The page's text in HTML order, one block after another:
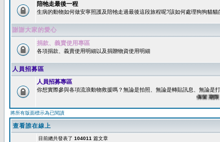
陪牠走最後一程
生病的動物如何做安寧照護及陪牠走過最後這段旅程呢?該如何處理狗狗貓貓
謝謝大家的愛心
捐款、義賣使用專區
各項捐款、義賣使用明細以及捐贈物資使用明細
人員招募區
人員招募專區
你想實際參與各項流浪動物救援嗎？無論是拍照、無論是轉貼訊息、無論是
保留期限：
將所有版面標示為已閱讀
查看誰在線上
目前總共發表了 104011 篇文章